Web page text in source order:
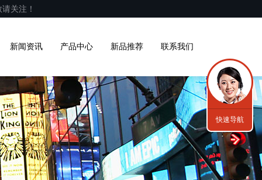
关注！
新闻资讯 产品中心 新品推荐 联系我们
快速导航